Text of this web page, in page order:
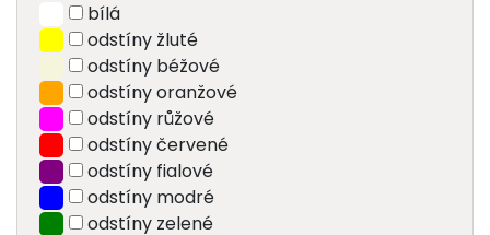
bílá
odstíny žluté
odstíny béžové
odstíny oranžové
odstíny růžové
odstíny červené
odstíny fialové
odstíny modré
odstíny zelené